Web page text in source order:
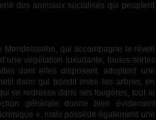
des animaux socialisés qui peuplent
végétation luxuriante, toutes sortes
dont elles disposent, adoptent une
daim qui bondit entre les arbres, en
se redresse dans ses fougères, tout le
générale donne bien évidement
», mais possède également une